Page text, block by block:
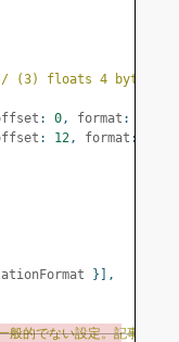
(3) floats 4 bytes
: 0, format :
: 12, format :
}],
的でない設定。記事を参照